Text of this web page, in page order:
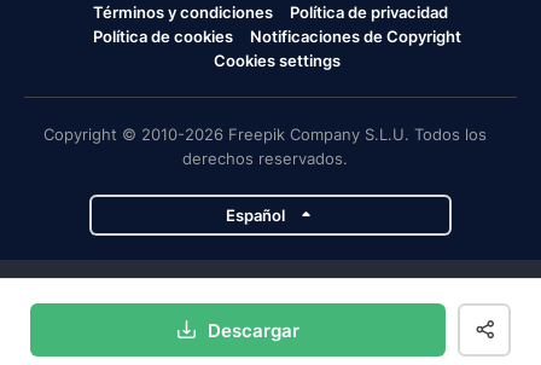
Descargar
Términos y condiciones
Política de privacidad
Política de cookies
Notificaciones de Copyright
Cookies settings
Copyright © 2010-2026 Freepik Company S.L.U. Todos los
derechos reservados.
Español
Magnific Flaticon